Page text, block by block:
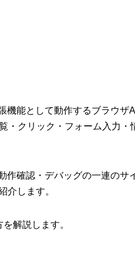
機能として動作するブラウザAI
・クリック・フォーム入力・
作確認・デバッグの一連のサ
介します。
解説します。